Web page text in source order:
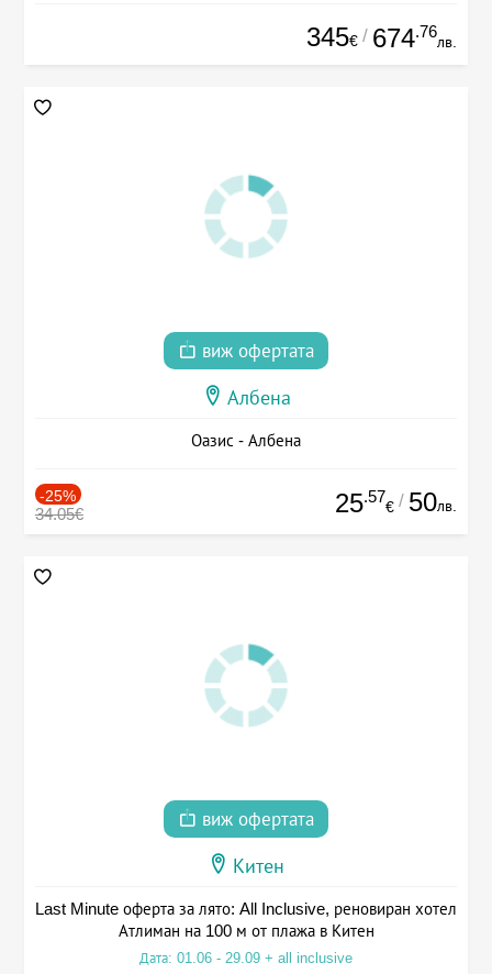
345€ / 674.76
лв.
виж офертата
Албена
Оазис - Албена
-25%
34.05€ 25.57
€ / 50лв.
виж офертата
Китен
Last Minute оферта за лято: All Inclusive, реновиран хотел
Атлиман на 100 м от плажа в Китен
Дата: 01.06 - 29.09 + all inclusive